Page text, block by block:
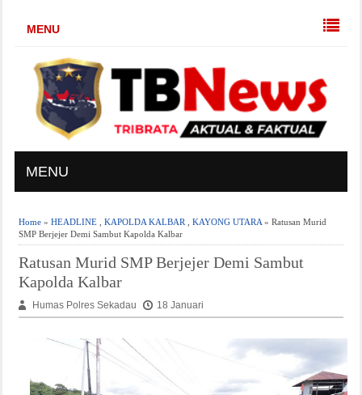
MENU
MENU
Home» HEADLINE, KAPOLDA KALBAR KAYONG UTARA» Ratusan Murid
SMP Berjejer Demi Sambut Kapolda Kalbar
Ratusan Murid SMP Berjejer Demi Sambut
Kapolda Kalbar
Humas Polres Sekadau 18 Januari